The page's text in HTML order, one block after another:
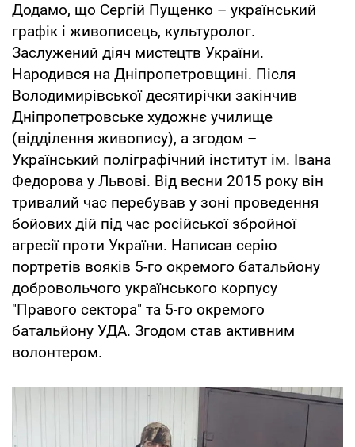
Додамо, що Сергій Пущенко – український
графік і живописець, культуролог.
Заслужений діяч мистецтв України.
Народився на Дніпропетровщині. Після
Володимирівської десятирічки закінчив
Дніпропетровське художнє училище
(відділення живопису), а згодом –
Український поліграфічний інститут ім. Івана
Федорова у Львові. Від весни 2015 року він
тривалий час перебував у зоні проведення
бойових дій під час російської збройної
агресії проти України. Написав серію
портретів вояків 5-го окремого батальйону
добровольчого українського корпусу
"Правого сектора" та 5-го окремого
батальйону УДА. Згодом став активним
волонтером.